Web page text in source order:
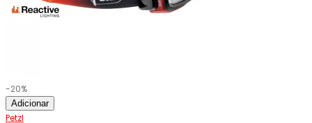
-20%
Adicionar
Petzl